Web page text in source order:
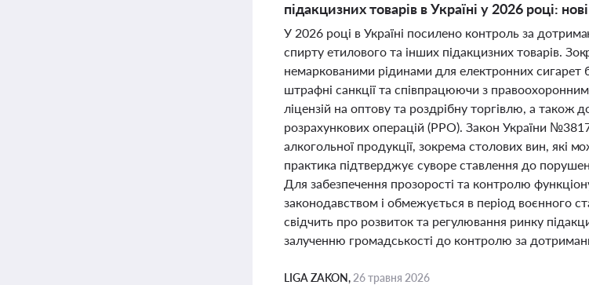
підакцизних товарів в Україні у 2026 році:
У 2026 році в Україні посилено контроль за
спирту етилового та інших підакцизних товарів.
немаркованими рідинами для електронних сигарет
штрафні санкції та співпрацюючи з
ліцензій на оптову та роздрібну торгівлю, а
розрахункових операцій (РРО). Закон України №3817
алкогольної продукції, зокрема столових вин, які
практика підтверджує суворе ставлення до
Для забезпечення прозорості та контролю
законодавством і обмежується в період воєнного
свідчить про розвиток та регулювання ринку
залученню громадськості до контролю за
LIGA ZAKON, 26 травня 2026